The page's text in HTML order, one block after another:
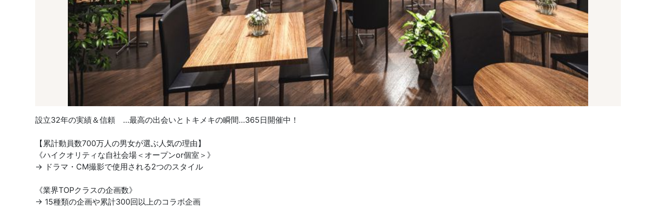
設立32年の実績＆信頼 …最高の出会いとトキメキの瞬間…365日開催中！
【累計動員数700万人の男女が選ぶ人気の理由】
《ハイクオリティな自社会場＜オープンor個室＞》
→ ドラマ・CM撮影で使用される2つのスタイル
《業界TOPクラスの企画数》
→ 15種類の企画や累計300回以上のコラボ企画